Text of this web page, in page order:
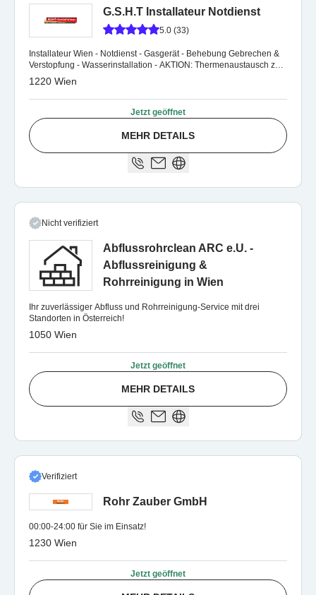
G.S.H.T Installateur Notdienst
5.0 (33)
Installateur Wien - Notdienst - Gasgerät - Behebung Gebrechen &
Verstopfung - Wasserinstallation - AKTION: Thermenaustausch zu
Top Preisen!!!
1220 Wien
Jetzt geöffnet
MEHR DETAILS
Nicht verifiziert
Abflussrohrclean ARC e.U. -
Abflussreinigung &
Rohrreinigung in Wien
Ihr zuverlässiger Abfluss und Rohrreinigung-Service mit drei
Standorten in Österreich!
1050 Wien
Jetzt geöffnet
MEHR DETAILS
Verifiziert
Rohr Zauber GmbH
00:00-24:00 für Sie im Einsatz!
1230 Wien
Jetzt geöffnet